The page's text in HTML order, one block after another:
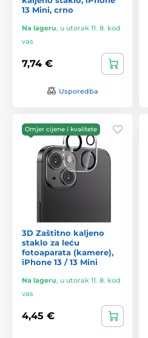
13 Mini, crno
Na lageru, u utorak 11. 8. kod
vas
7,74 €
Usporedba
Omjer cijene i kvalitete
3D Zaštitno kaljeno
staklo za leću
fotoaparata (kamere),
iPhone 13 / 13 Mini
Na lageru, u utorak 11. 8. kod
vas
4,45 €